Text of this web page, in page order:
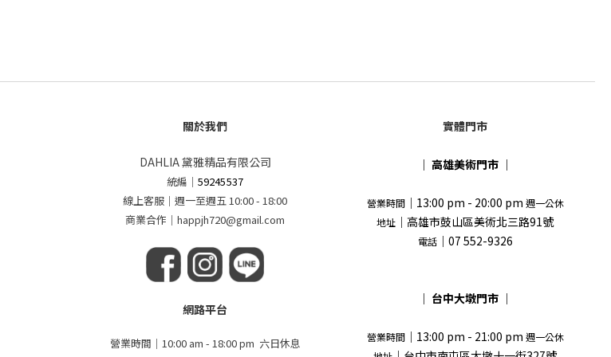
關於我們
DAHLIA 黛雅精品有限公司
統編 ｜59245537
線上客服｜週一至週五 10:00 - 18:00
商業合作｜happjh720@gmail.com
網路平台
營業時間｜10:00 am - 18:00 pm 六日休息
實體門市
｜ 高雄美術門市 ｜
營業時間｜13:00 pm - 20:00 pm 週一公休
地址 ｜高雄市鼓山區美術北三路91號
電話｜07 552-9326
｜ 台中大墩門市 ｜
營業時間｜13:00 pm - 21:00 pm 週一公休